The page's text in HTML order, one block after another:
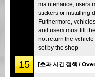
maintenance, users
stickers or installing
Furthermore,
and users must fill
not return the
set by the shop.
15 [초과 시간 정책 /